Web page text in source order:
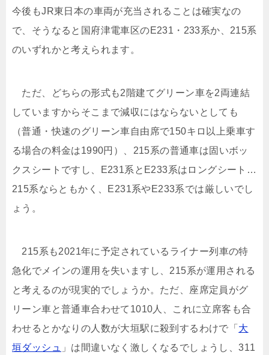
今後もJR東日本の車両が充当されることは確実なの
で、そうなると国府津電車区のE231・233系か、215系
のいずれかと考えられます。
ただ、どちらの形式も2階建てグリーン車を2両連結
していますからそこまで減収にはならないとしても
（普通・快速のグリーン車自由席で150キロ以上乗車す
る場合の料金は1990円）、215系の普通車は固いボッ
クスシートですし、E231系とE233系はロングシート…
215系ならともかく、E231系やE233系では厳しいでし
ょう。
215系も2021年に予定されているライナー列車の特
急化でメインの運用を失いますし、215系が運用される
と考えるのが現実的でしょうか。ただ、座席定員がグ
リーン車と普通車合わせて1010人、これに立席客も合
わせるとかなりの人数が大垣駅に殺到するわけで「 大
垣ダッシュ
」は間違いなく激しくなるでしょうし、311